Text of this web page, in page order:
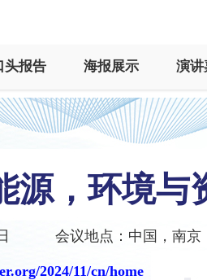
头报告 海报展示 演讲
源，环境与
会议地点：中国，南京
2024/11/cn/home